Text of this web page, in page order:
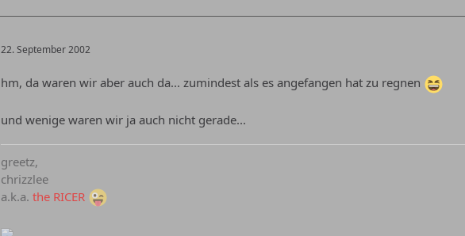
22. September 2002
hm, da waren wir aber auch da... zumindest als es angefangen hat zu regnen
und wenige waren wir ja auch nicht gerade...
greetz,
chrizzlee
a.k.a. the RICER